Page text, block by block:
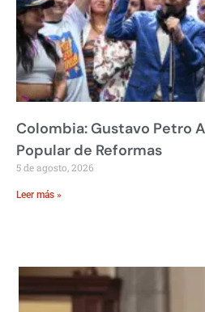
Colombia: Gustavo Petro
Popular de Reformas
5 de agosto, 2026
Leer más »